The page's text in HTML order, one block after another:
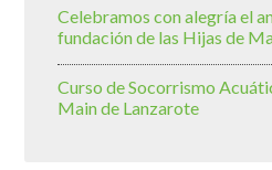
Celebramos con alegría el
fundación de las Hijas de
Curso de Socorrismo
Main de Lanzarote